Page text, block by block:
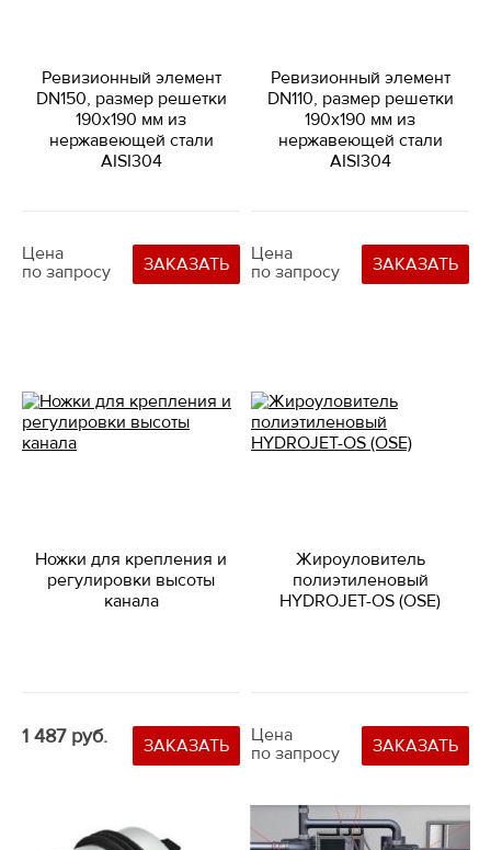
Ревизионный элемент
DN150, размер решетки
190х190 мм из
нержавеющей стали
AISI304
Цена
по запросу
ЗАКАЗАТЬ
Ревизионный элемент
DN110, размер решетки
190х190 мм из
нержавеющей стали
AISI304
Цена
по запросу
ЗАКАЗАТЬ
Ножки для крепления и
регулировки высоты
канала
1 487 руб. ЗАКАЗАТЬ
Жироуловитель
полиэтиленовый
HYDROJET-OS (OSE)
Цена
по запросу
ЗАКАЗАТЬ